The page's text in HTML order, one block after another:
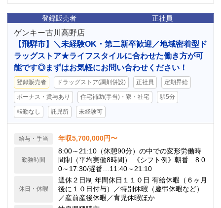
登録販売者 正社員
ゲンキー古川高野店
【飛騨市】＼未経験OK・第二新卒歓迎／地域密着型ド
ラッグストア★ライフスタイルに合わせた働き方が可
能です◎まずはお気軽にお問い合わせください！
登録販売者 ドラッグストア(調剤併設) 正社員 定期昇給
ボーナス・賞与あり 住宅補助(手当)・寮・社宅 駅5分
転勤なし 託児所 未経験可
給与・手当 年収5,700,000円〜
勤務時間
8:00～21:10（休憩90分）の中での変形労働時
間制（平均実働8時間） 《シフト例》朝番…8:0
0～17:30/遅番…11:40～21:10
休日・休暇
週休２日制 年間休日１１０日 有給休暇（６ヶ月
後に１０日付与）／特別休暇（慶弔休暇など）
／産前産後休暇／育児休暇ほか